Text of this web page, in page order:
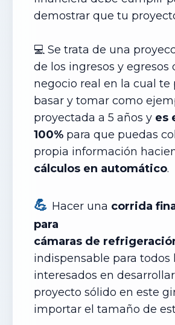
demostrar que tu
💻 Se trata de una
de los ingresos y egresos
negocio real en la cual te
basar y tomar como
proyectada a 5 años y es
100% para que puedas
propia información
cálculos en automático.
💪 Hacer una corrida
para
cámaras de
indispensable para todos
interesados en
proyecto sólido en este
importar el tamaño de